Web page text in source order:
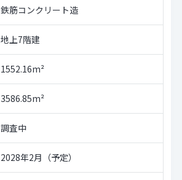
鉄筋コンクリート造
地上7階建
1552.16m²
3586.85m²
調査中
2028年2月（予定）